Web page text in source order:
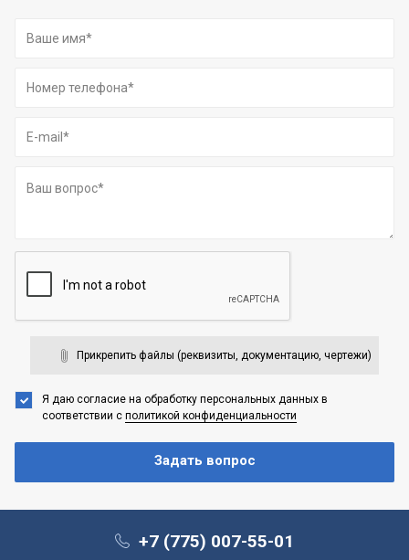
Прикрепить файлы (реквизиты, документацию, чертежи)
Я даю согласие на обработку персональных данных в
соответствии с политикой конфиденциальности
+7 (775) 007-55-01